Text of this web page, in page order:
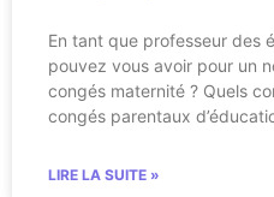
En tant que professeur des
pouvez vous avoir pour un
congés maternité ? Quels
congés parentaux
LIRE LA SUITE »